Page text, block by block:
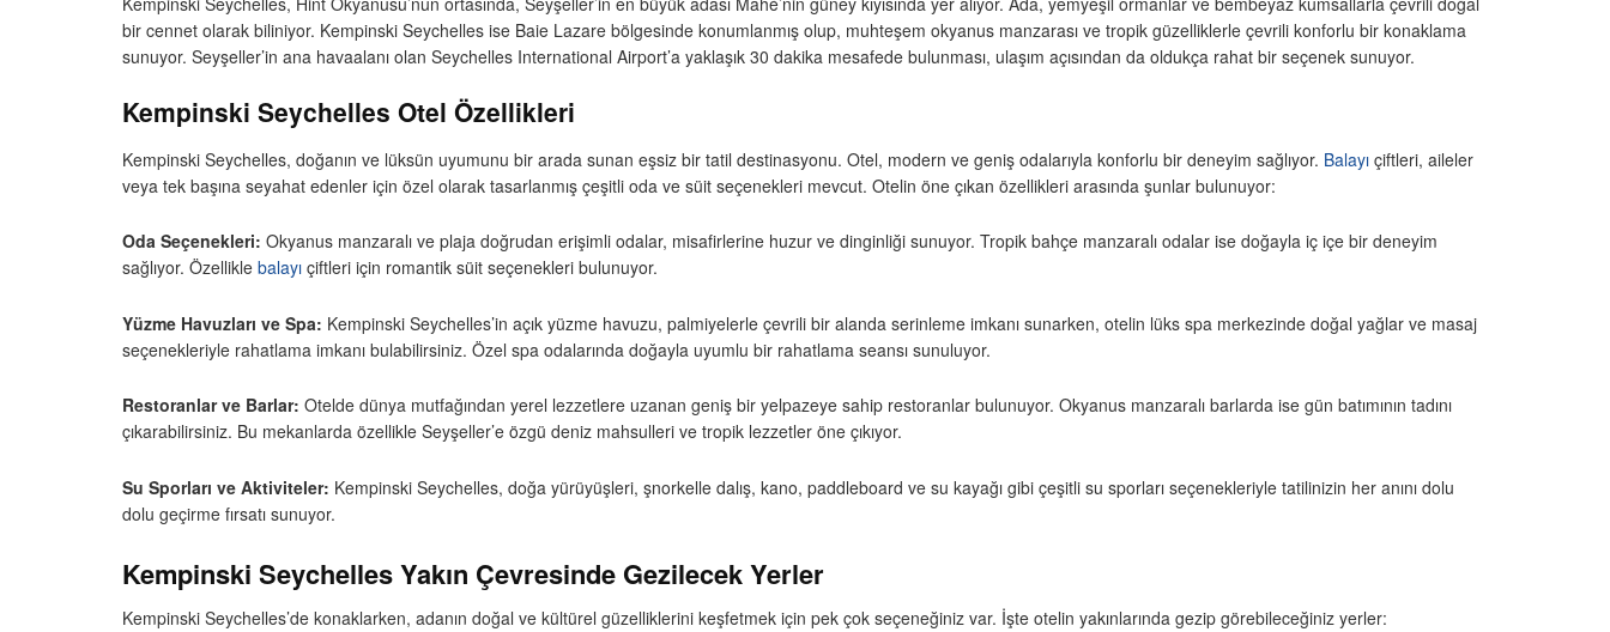
bir cennet olarak biliniyor. Kempinski Seychelles ise Baie Lazare bölgesinde konumlanmış olup, muhteşem okyanus manzarası ve tropik güzelliklerle çevrili konforlu bir konaklama
sunuyor. Seyşeller’in ana havaalanı olan Seychelles International Airport’a yaklaşık 30 dakika mesafede bulunması, ulaşım açısından da oldukça rahat bir seçenek sunuyor.
Kempinski Seychelles Otel Özellikleri
Kempinski Seychelles, doğanın ve lüksün uyumunu bir arada sunan eşsiz bir tatil destinasyonu. Otel, modern ve geniş odalarıyla konforlu bir deneyim sağlıyor. Balayı çiftleri, aileler
veya tek başına seyahat edenler için özel olarak tasarlanmış çeşitli oda ve süit seçenekleri mevcut. Otelin öne çıkan özellikleri arasında şunlar bulunuyor:
Oda Seçenekleri: Okyanus manzaralı ve plaja doğrudan erişimli odalar, misafirlerine huzur ve dinginliği sunuyor. Tropik bahçe manzaralı odalar ise doğayla iç içe bir deneyim
sağlıyor. Özellikle balayı çiftleri için romantik süit seçenekleri bulunuyor.
Yüzme Havuzları ve Spa: Kempinski Seychelles’in açık yüzme havuzu, palmiyelerle çevrili bir alanda serinleme imkanı sunarken, otelin lüks spa merkezinde doğal yağlar ve masaj
seçenekleriyle rahatlama imkanı bulabilirsiniz. Özel spa odalarında doğayla uyumlu bir rahatlama seansı sunuluyor.
Restoranlar ve Barlar: Otelde dünya mutfağından yerel lezzetlere uzanan geniş bir yelpazeye sahip restoranlar bulunuyor. Okyanus manzaralı barlarda ise gün batımının tadını
çıkarabilirsiniz. Bu mekanlarda özellikle Seyşeller’e özgü deniz mahsulleri ve tropik lezzetler öne çıkıyor.
Su Sporları ve Aktiviteler: Kempinski Seychelles, doğa yürüyüşleri, şnorkelle dalış, kano, paddleboard ve su kayağı gibi çeşitli su sporları seçenekleriyle tatilinizin her anını dolu
dolu geçirme fırsatı sunuyor.
Kempinski Seychelles Yakın Çevresinde Gezilecek Yerler
Kempinski Seychelles’de konaklarken, adanın doğal ve kültürel güzelliklerini keşfetmek için pek çok seçeneğiniz var. İşte otelin yakınlarında gezip görebileceğiniz yerler: